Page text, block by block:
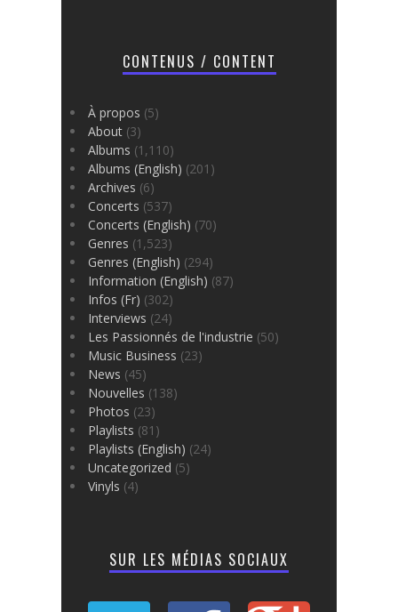
CONTENUS / CONTENT
À propos (5)
About (3)
Albums (1,110)
Albums (English) (201)
Archives (6)
Concerts (537)
Concerts (English) (70)
Genres (1,523)
Genres (English) (294)
Information (English) (87)
Infos (Fr) (302)
Interviews (24)
Les Passionnés de l'industrie (50)
Music Business (23)
News (45)
Nouvelles (138)
Photos (23)
Playlists (81)
Playlists (English) (24)
Uncategorized (5)
Vinyls (4)
SUR LES MÉDIAS SOCIAUX